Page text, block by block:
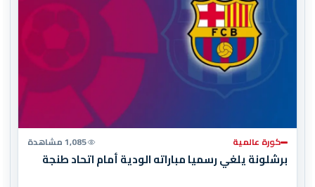
كورة عالمية 1,085 مشاهدة
برشلونة يلغي رسميا مباراته الودية أمام اتحاد طنجة